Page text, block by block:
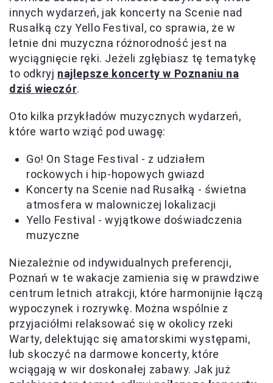
innych wydarzeń, jak koncerty na Scenie nad
Rusałką czy Yello Festival, co sprawia, że w
letnie dni muzyczna różnorodność jest na
wyciągnięcie ręki. Jeżeli zgłębiasz tę tematykę
to odkryj najlepsze koncerty w Poznaniu na
dziś wieczór.
Oto kilka przykładów muzycznych wydarzeń,
które warto wziąć pod uwagę:
Go! On Stage Festival - z udziałem
rockowych i hip-hopowych gwiazd
Koncerty na Scenie nad Rusałką - świetna
atmosfera w malowniczej lokalizacji
Yello Festival - wyjątkowe doświadczenia
muzyczne
Niezależnie od indywidualnych preferencji,
Poznań w te wakacje zamienia się w prawdziwe
centrum letnich atrakcji, które harmonijnie łączą
wypoczynek i rozrywkę. Można wspólnie z
przyjaciółmi relaksować się w okolicy rzeki
Warty, delektując się amatorskimi występami,
lub skoczyć na darmowe koncerty, które
wciągają w wir doskonałej zabawy. Jak już